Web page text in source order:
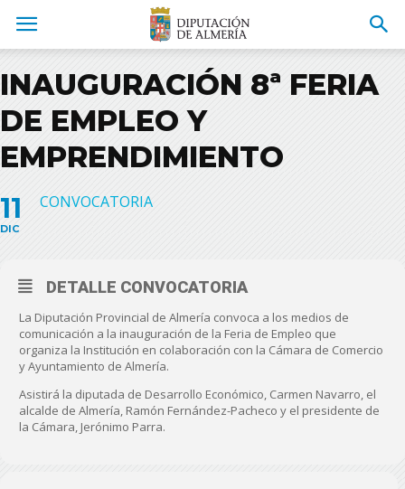
INAUGURACIÓN 8ª FERIA
DE EMPLEO Y
EMPRENDIMIENTO
11
DIC
CONVOCATORIA
DETALLE CONVOCATORIA
La Diputación Provincial de Almería convoca a los medios de
comunicación a la inauguración de la Feria de Empleo que
organiza la Institución en colaboración con la Cámara de Comercio
y Ayuntamiento de Almería.
Asistirá la diputada de Desarrollo Económico, Carmen Navarro, el
alcalde de Almería, Ramón Fernández-Pacheco y el presidente de
la Cámara, Jerónimo Parra.